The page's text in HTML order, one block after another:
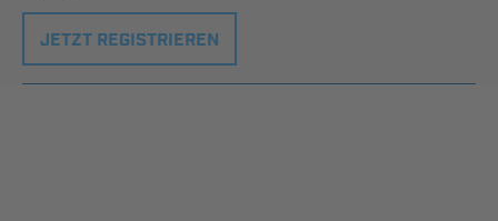
JETZT REGISTRIEREN